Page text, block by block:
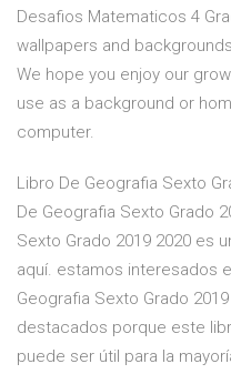
Desafios Matematicos 4
wallpapers and
We hope you enjoy our
use as a background or
computer.
Libro De Geografia Sexto
De Geografia Sexto Grado
Sexto Grado 2019 2020 es
aquí. estamos interesados
Geografia Sexto Grado
destacados porque este
puede ser útil para la